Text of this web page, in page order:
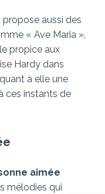
aussi des
« Ave Maria »,
propice aux
Hardy dans
à elle une
ces instants de
aimée
mélodies qui